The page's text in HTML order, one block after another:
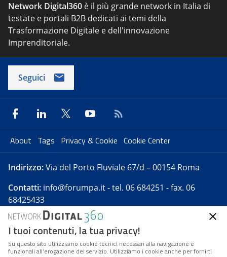
Network Digital360 è il più grande network in Italia di
testate e portali B2B dedicati ai temi della
Trasformazione Digitale e dell'innovazione
Imprenditoriale.
Seguici
About Tags Privacy & Cookie Cookie Center
Indirizzo:Via del Porto Fluviale 67/d – 00154 Roma
Contatti: info@forumpa.it- tel. 06 684251 - fax. 06
68425433
Forumpa.itè una pubblicazione telematica iscritta
presso Registro della stampa del Tribunale di Roma -
Reg. n. 182 del 2 maggio 2008 - Direttore resp. Michela
I tuoi contenuti, la tua privacy!
Su questo sito utilizziamo cookie tecnici necessari alla navigazione e
funzionali all’erogazione del servizio. Utilizziamo i cookie anche per fornirti